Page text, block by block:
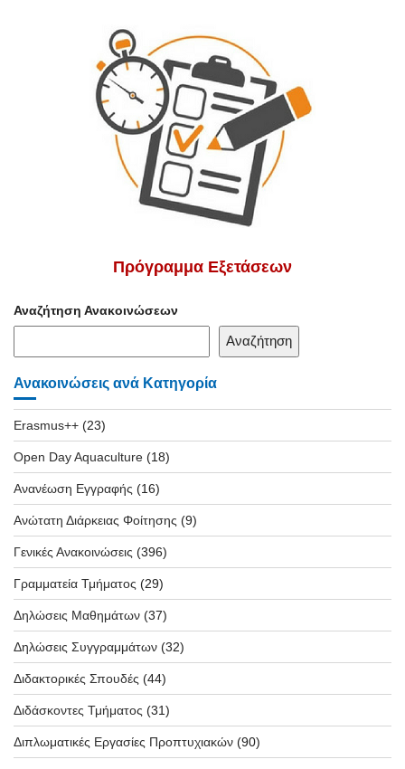
Πρόγραμμα Εξετάσεων
Αναζήτηση Ανακοινώσεων
Αναζήτηση
Ανακοινώσεις ανά Κατηγορία
Erasmus++ (23)
Open Day Aquaculture (18)
Ανανέωση Εγγραφής (16)
Ανώτατη Διάρκειας Φοίτησης (9)
Γενικές Ανακοινώσεις (396)
Γραμματεία Τμήματος (29)
Δηλώσεις Μαθημάτων (37)
Δηλώσεις Συγγραμμάτων (32)
Διδακτορικές Σπουδές (44)
Διδάσκοντες Τμήματος (31)
Διπλωματικές Εργασίες Προπτυχιακών (90)